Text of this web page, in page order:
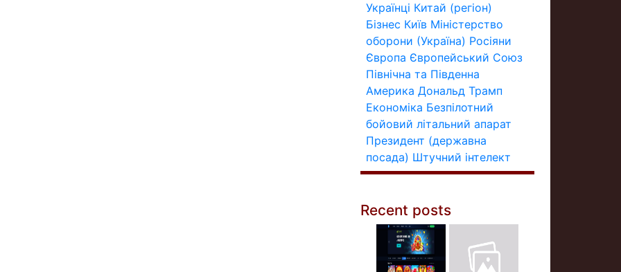
Українці Китай (регіон)
Бізнес Київ Міністерство
оборони (Україна) Росіяни
Європа Європейський Союз
Північна та Південна
Америка Дональд Трамп
Економіка Безпілотний
бойовий літальний апарат
Президент (державна
посада) Штучний інтелект
Recent posts